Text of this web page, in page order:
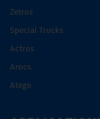
Zetros
Special Trucks
Actros
Arocs.
Atego